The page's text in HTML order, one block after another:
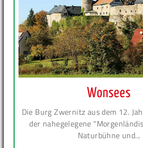
Wonsees
Die Burg Zwernitz aus dem 12.
der nahegelegene
Naturbühne und...